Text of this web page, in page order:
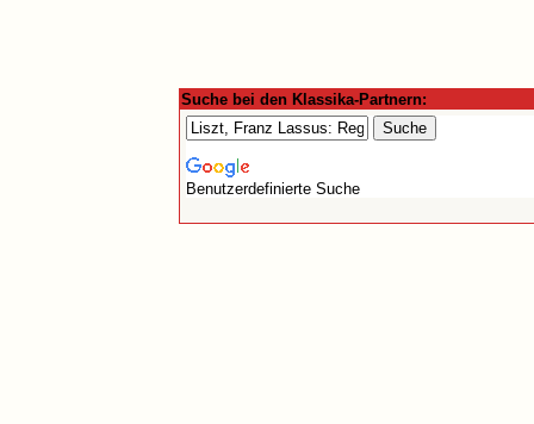
Suche bei den Klassika-Partnern:
Benutzerdefinierte Suche